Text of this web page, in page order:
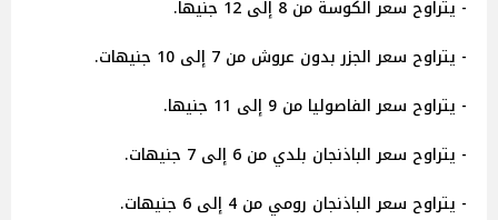
- يتراوح سعر الكوسة من 8 إلى 12 جنيها.
- يتراوح سعر الجزر بدون عروش من 7 إلى 10 جنيهات.
- يتراوح سعر الفاصوليا من 9 إلى 11 جنيها.
- يتراوح سعر الباذنجان بلدي من 6 إلى 7 جنيهات.
- يتراوح سعر الباذنجان رومي من 4 إلى 6 جنيهات.